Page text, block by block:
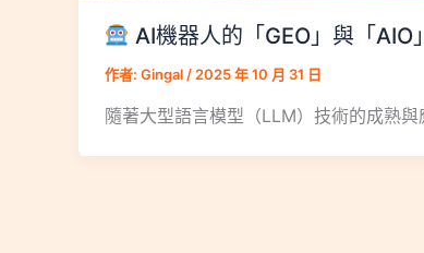
AI機器人的「GEO」與「AIO
作者: Gingal / 2025 年 10 月 31 日
隨著大型語言模型（LLM）技術的成熟